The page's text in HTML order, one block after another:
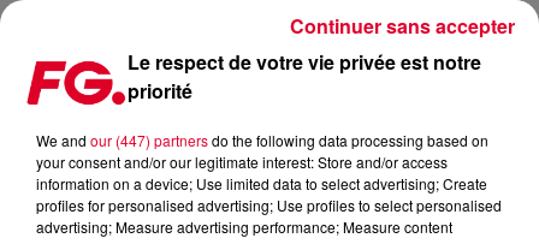
LOST FREQUENCIES SORT IN MY BONES, AVEC DE JOLIS NOMS DANS LES
Publié : 22 avril 2024 à 9h12 par Antony HARARI
Le respect de votre vie privée est notre
priorité
We and our (447) partnersdo the following data processing based on
your consent and/or our legitimate interest: Store and/or access
information on a device; Use limited data to select advertising; Create
profiles for personalised advertising; Use profiles to select personalised
advertising; Measure advertising performance; Measure content
Continuer sans accepter